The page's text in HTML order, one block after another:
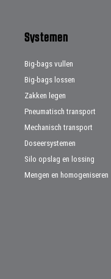
Systemen
Big-bags vullen
Big-bags lossen
Zakken legen
Pneumatisch transport
Mechanisch transport
Doseersystemen
Silo opslag en lossing
Mengen en homogeniseren